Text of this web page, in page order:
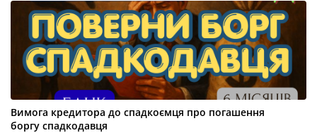
Вимога кредитора до спадкоємця про погашення
боргу спадкодавця